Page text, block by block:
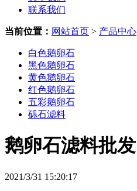
联系我们
当前位置： 网站首页 > 产品中心
白色鹅卵石
黑色鹅卵石
黄色鹅卵石
红色鹅卵石
五彩鹅卵石
砾石滤料
鹅卵石滤料批发
2021/3/31 15:20:17